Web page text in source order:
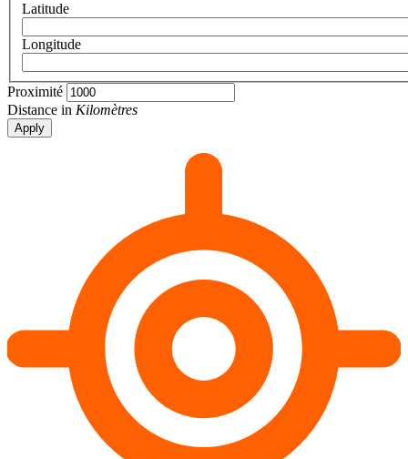
Latitude
Longitude
Proximité
Distance in Kilomètres